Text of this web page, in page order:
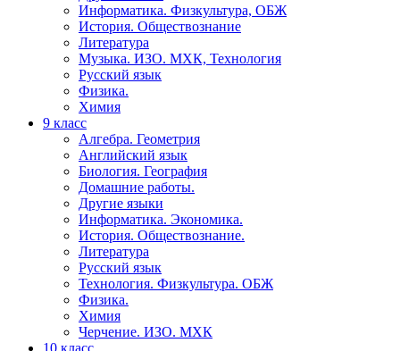
Информатика. Физкультура, ОБЖ
История. Обществознание
Литература
Музыка. ИЗО. МХК, Технология
Русский язык
Физика.
Химия
9 класс
Алгебра. Геометрия
Английский язык
Биология. География
Домашние работы.
Другие языки
Информатика. Экономика.
История. Обществознание.
Литература
Русский язык
Технология. Физкультура. ОБЖ
Физика.
Химия
Черчение. ИЗО. МХК
10 класс